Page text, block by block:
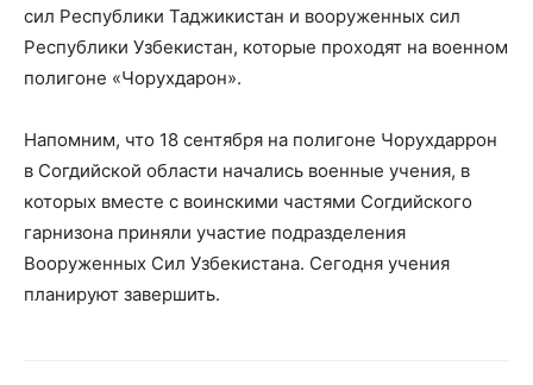
сил Республики Таджикистан и вооруженных сил
Республики Узбекистан, которые проходят на военном
полигоне «Чорухдарон».
Напомним, что 18 сентября на полигоне Чорухдаррон
в Согдийской области начались военные учения, в
которых вместе с воинскими частями Согдийского
гарнизона приняли участие подразделения
Вооруженных Сил Узбекистана. Сегодня учения
планируют завершить.